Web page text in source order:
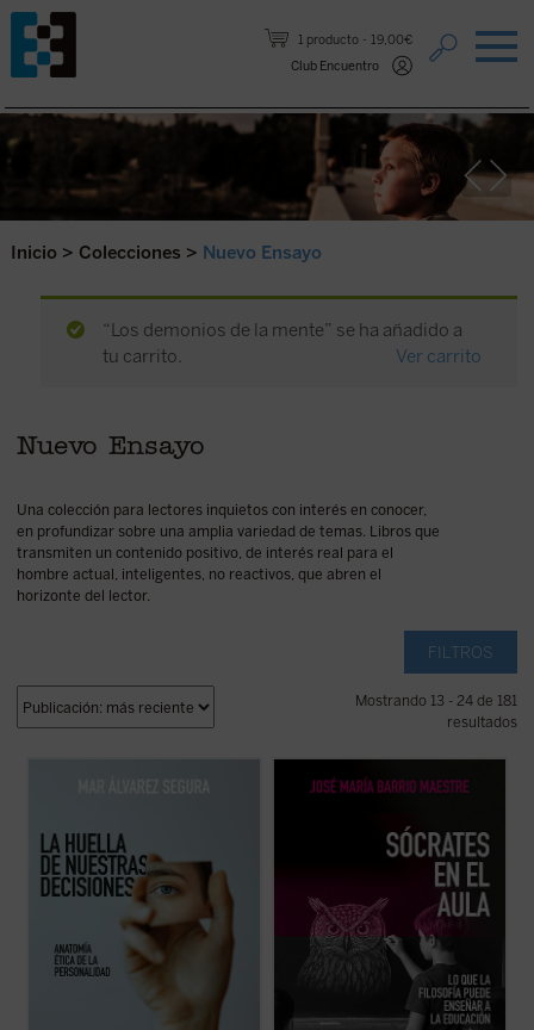
1 producto
19,00€
Club Encuentro
Saltar al contenido.
Inicio > Colecciones > Nuevo Ensayo
“Los demonios de la mente” se ha añadido a
tu carrito.
Ver carrito
Nuevo Ensayo
Una colección para lectores inquietos con interés en conocer,
en profundizar sobre una amplia variedad de temas. Libros que
transmiten un contenido positivo, de interés real para el
hombre actual, inteligentes, no reactivos, que abren el
horizonte del lector.
FILTROS
Mostrando 13 - 24 de 181
resultados
ensayo que se adentra con valentía en una
Mar Álvarez Segura nos conduce por el
laberinto de la conciencia humana ...
ficha)
Frente a la tecnificación del aprendizaje y
los eslóganes pedagógicos, este libro
saber. Una obra inspiradora que devuelve
esperanza y sentido a la docencia: ...(ver